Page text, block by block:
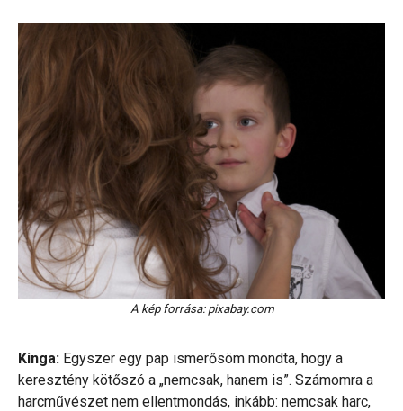
A kép forrása: pixabay.com
Kinga: Egyszer egy pap ismerősöm mondta, hogy a
keresztény kötőszó a „nemcsak, hanem is”. Számomra a
harcművészet nem ellentmondás, inkább: nemcsak harc,